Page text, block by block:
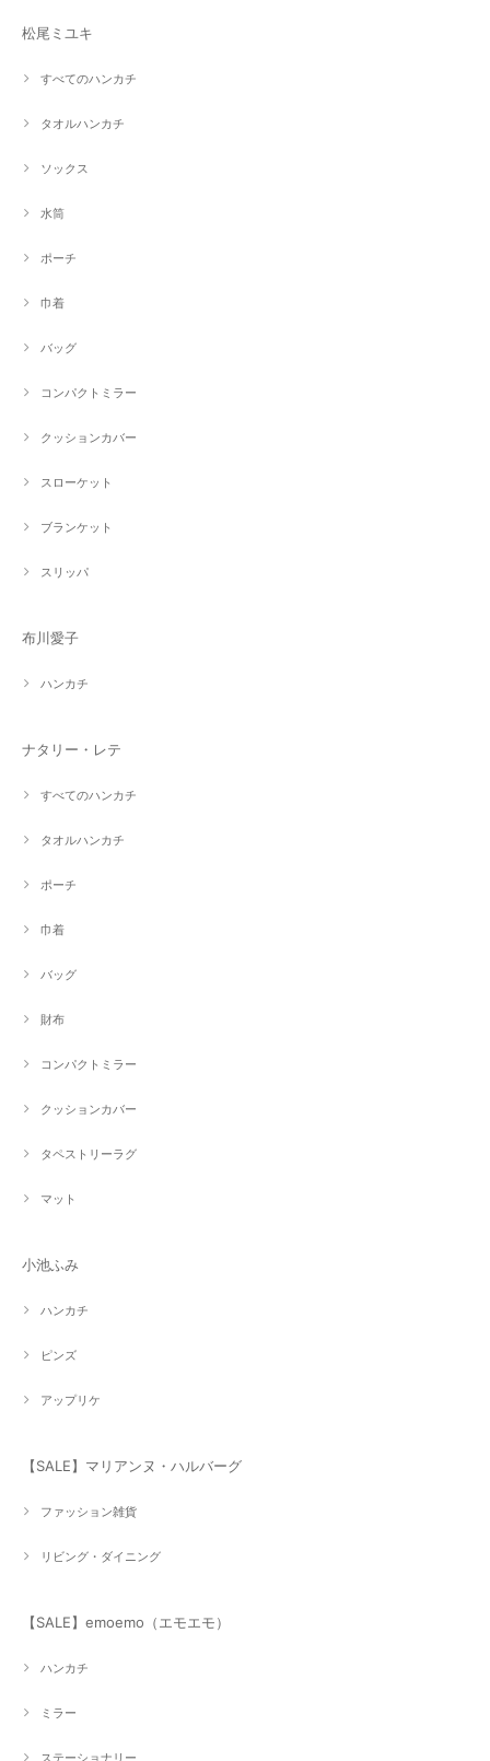
松尾ミユキ
すべてのハンカチ
タオルハンカチ
ソックス
水筒
ポーチ
巾着
バッグ
コンパクトミラー
クッションカバー
スローケット
ブランケット
スリッパ
布川愛子
ハンカチ
ナタリー・レテ
すべてのハンカチ
タオルハンカチ
ポーチ
巾着
バッグ
財布
コンパクトミラー
クッションカバー
タペストリーラグ
マット
小池ふみ
ハンカチ
ピンズ
アップリケ
【SALE】マリアンヌ・ハルバーグ
ファッション雑貨
リビング・ダイニング
【SALE】emoemo（エモエモ）
ハンカチ
ミラー